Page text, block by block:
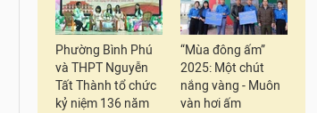
Phường Bình Phú
và THPT Nguyễn
Tất Thành tổ chức
kỷ niệm 136 năm
“Mùa đông ấm”
2025: Một chút
nắng vàng - Muôn
vàn hơi ấm